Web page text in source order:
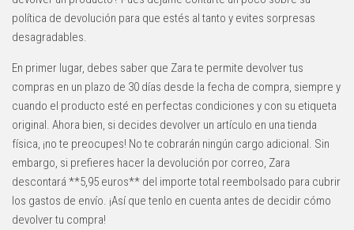
política de devolución para que estés al tanto y evites sorpresas
desagradables.
En primer lugar, debes saber que Zara te permite devolver tus
compras en un plazo de 30 días desde la fecha de compra, siempre y
cuando el producto esté en perfectas condiciones y con su etiqueta
original. Ahora bien, si decides devolver un artículo en una tienda
física, ¡no te preocupes! No te cobrarán ningún cargo adicional. Sin
embargo, si prefieres hacer la devolución por correo, Zara
descontará **5,95 euros** del importe total reembolsado para cubrir
los gastos de envío. ¡Así que tenlo en cuenta antes de decidir cómo
devolver tu compra!